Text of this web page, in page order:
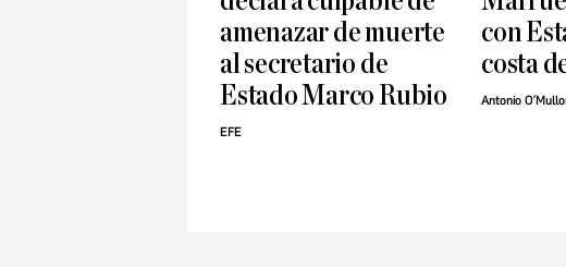
amenazar de muerte
al secretario de
Estado Marco Rubio
EFE
con
costa
Antonio